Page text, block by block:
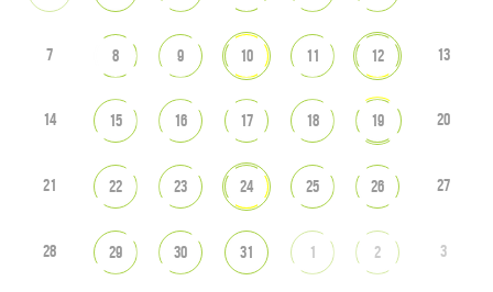
7 8 9 10 11 12 13
14 15 16 17 18 19 20
21 22 23 24 25 26 27
28 29 30 31 1 2 3